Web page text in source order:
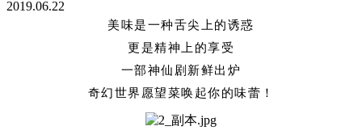
2019.06.22
美味是一种舌尖上的诱惑
更是精神上的享受
一部神仙剧新鲜出炉
奇幻世界愿望菜唤起你的味蕾！